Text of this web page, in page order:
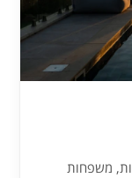
משפחות